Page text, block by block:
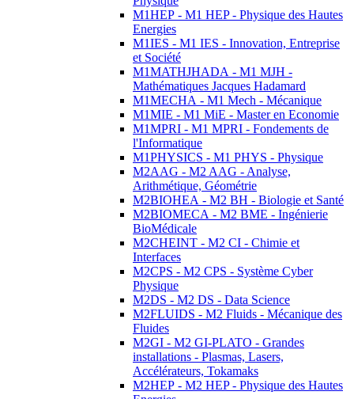
M1HEP - M1 HEP - Physique des Hautes
Energies
M1IES - M1 IES - Innovation, Entreprise
et Société
M1MATHJHADA - M1 MJH -
Mathématiques Jacques Hadamard
M1MECHA - M1 Mech - Mécanique
M1MIE - M1 MiE - Master en Economie
M1MPRI - M1 MPRI - Fondements de
l'Informatique
M1PHYSICS - M1 PHYS - Physique
M2AAG - M2 AAG - Analyse,
Arithmétique, Géométrie
M2BIOHEA - M2 BH - Biologie et Santé
M2BIOMECA - M2 BME - Ingénierie
BioMédicale
M2CHEINT - M2 CI - Chimie et
Interfaces
M2CPS - M2 CPS - Système Cyber
Physique
M2DS - M2 DS - Data Science
M2FLUIDS - M2 Fluids - Mécanique des
Fluides
M2GI - M2 GI-PLATO - Grandes
installations - Plasmas, Lasers,
Accélérateurs, Tokamaks
M2HEP - M2 HEP - Physique des Hautes